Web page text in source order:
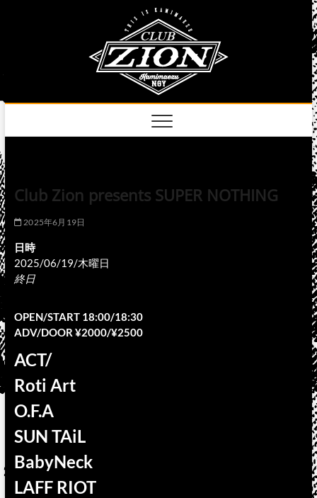
Club Zion presents SUPER NOTHING
2025年6月19日
日時
2025/06/19/木曜日
終日
OPEN/START 18:00/18:30
ADV/DOOR ¥2000/¥2500
ACT/
Roti Art
O.F.A
SUN TAiL
BabyNeck
LAFF RIOT